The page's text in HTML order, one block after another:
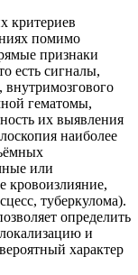
критериев
помимо
признаки
есть сигналы,
внутримозгового
гематомы,
их выявления
наиболее
или
кровоизлияние,
туберкулома).
определить
и
характер